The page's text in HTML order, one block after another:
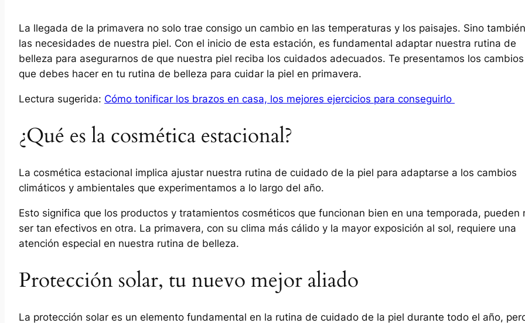
La llegada de la primavera no solo trae consigo un cambio en las temperaturas y los paisajes. Sino
las necesidades de nuestra piel. Con el inicio de esta estación, es fundamental adaptar nuestra rutina de
belleza para asegurarnos de que nuestra piel reciba los cuidados adecuados. Te presentamos los cambios
que debes hacer en tu rutina de belleza para cuidar la piel en primavera.
Lectura sugerida: Cómo tonificar los brazos en casa, los mejores ejercicios para conseguirlo
¿Qué es la cosmética estacional?
La cosmética estacional implica ajustar nuestra rutina de cuidado de la piel para adaptarse a los cambios
climáticos y ambientales que experimentamos a lo largo del año.
Esto significa que los productos y tratamientos cosméticos que funcionan bien en una temporada, pueden
ser tan efectivos en otra. La primavera, con su clima más cálido y la mayor exposición al sol, requiere una
atención especial en nuestra rutina de belleza.
Protección solar, tu nuevo mejor aliado
La protección solar es un elemento fundamental en la rutina de cuidado de la piel durante todo el año,